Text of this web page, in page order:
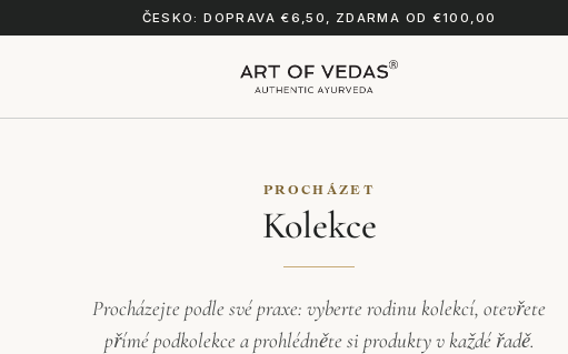
ČESKO: DOPRAVA €6,50, ZDARMA OD €100,00
PROCHÁZET
Kolekce
Procházejte podle své praxe: vyberte rodinu kolekcí, otevřete
přímé podkolekce a prohlédněte si produkty v každé řadě.